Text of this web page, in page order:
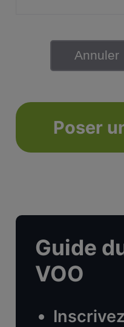
Annuler
Poser
Guide
VOO